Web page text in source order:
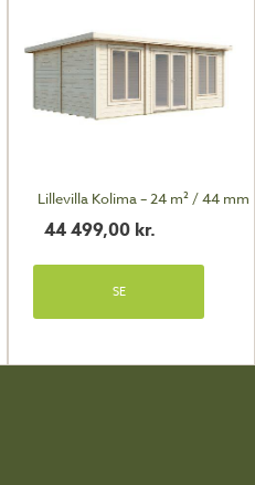
Lillevilla Kolima – 24 m² / 44 mm
44 499,00 kr.
SE